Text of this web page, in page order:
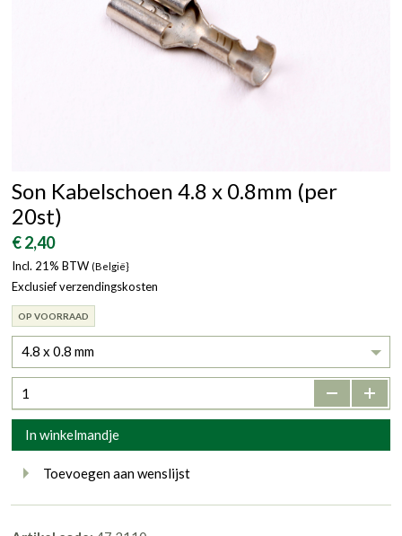
Son Kabelschoen 4.8 x 0.8mm (per
20st)
€ 2,40
Incl. 21% BTW (België}
Exclusief verzendingskosten
OP VOORRAAD
4.8 x 0.8 mm
- +
In winkelmandje
Toevoegen aan wenslijst